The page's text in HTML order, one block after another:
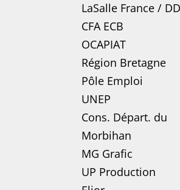
LaSalle France /
CFA ECB
OCAPIAT
Région Bretagne
Pôle Emploi
UNEP
Cons. Départ. du
Morbihan
MG Grafic
UP Production